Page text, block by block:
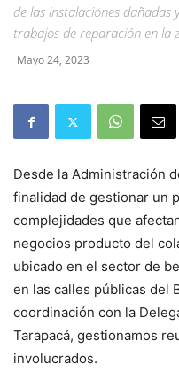
de las instalaciones dañadas
trabajos de reparación en la
Mayo 24, 2023
Desde la Administración
finalidad de gestionar un
complejidades que
negocios producto del
ubicado en el sector de
en las calles públicas del
coordinación con la
Tarapacá, gestionamos
involucrados.